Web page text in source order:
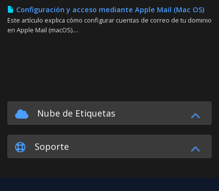
Configuración y acceso mediante Apple Mail (Mac OS)
Este artículo explica cómo configurar cuentas de correo de tu dominio
en Apple Mail (macOS)....
Nube de Etiquetas
Soporte